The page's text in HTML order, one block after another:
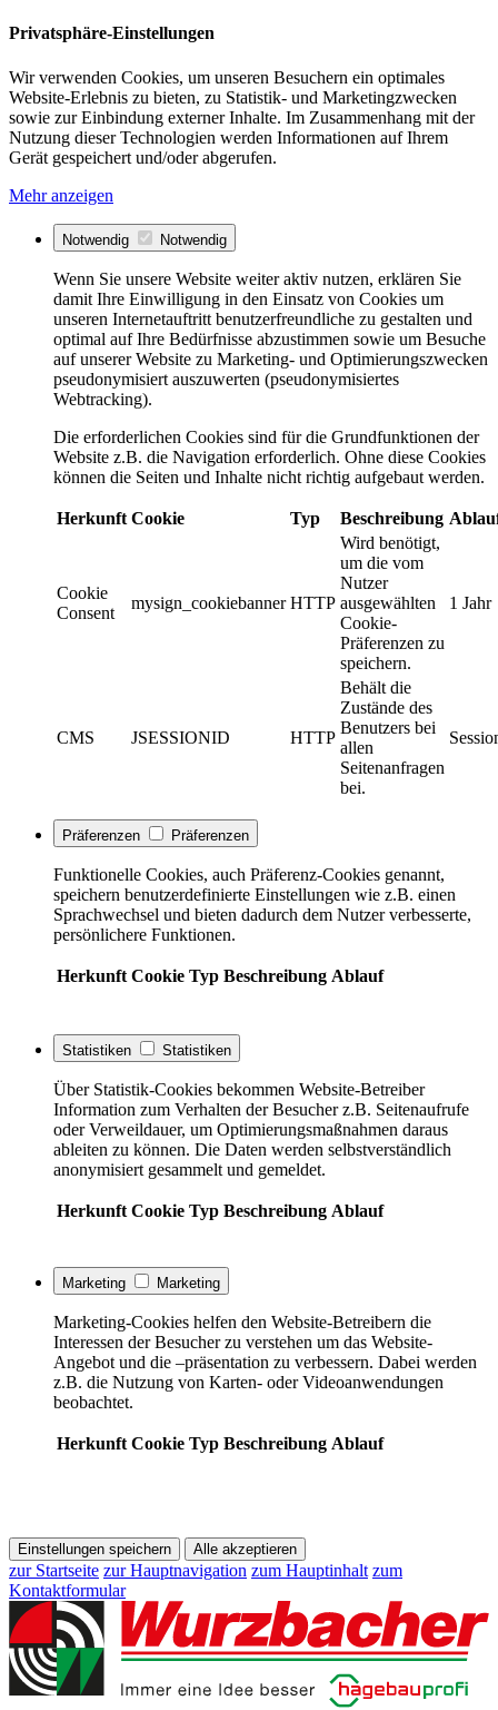
Privatsphäre-Einstellungen
Wir verwenden Cookies, um unseren Besuchern ein optimales
Website-Erlebnis zu bieten, zu Statistik- und Marketingzwecken
sowie zur Einbindung externer Inhalte. Im Zusammenhang mit der
Nutzung dieser Technologien werden Informationen auf Ihrem
Gerät gespeichert und/oder abgerufen.
Mehr anzeigen
Notwendig Notwendig
Wenn Sie unsere Website weiter aktiv nutzen, erklären Sie
damit Ihre Einwilligung in den Einsatz von Cookies um
unseren Internetauftritt benutzerfreundliche zu gestalten und
optimal auf Ihre Bedürfnisse abzustimmen sowie um Besuche
auf unserer Website zu Marketing- und Optimierungszwecken
pseudonymisiert auszuwerten (pseudonymisiertes
Webtracking).
Die erforderlichen Cookies sind für die Grundfunktionen der
Website z.B. die Navigation erforderlich. Ohne diese Cookies
können die Seiten und Inhalte nicht richtig aufgebaut werden.
Herkunft Cookie Typ Beschreibung
Cookie
Consent
mysign_cookiebanner HTTP
Wird benötigt,
um die vom
Nutzer
ausgewählten
Cookie-
Präferenzen zu
speichern.
1 Jahr
CMS JSESSIONID HTTP
Behält die
Zustände des
Benutzers bei
allen
Seitenanfragen
bei.
Präferenzen Präferenzen
Funktionelle Cookies, auch Präferenz-Cookies genannt,
speichern benutzerdefinierte Einstellungen wie z.B. einen
Sprachwechsel und bieten dadurch dem Nutzer verbesserte,
persönlichere Funktionen.
Herkunft Cookie Typ Beschreibung Ablauf
Statistiken Statistiken
Über Statistik-Cookies bekommen Website-Betreiber
Information zum Verhalten der Besucher z.B. Seitenaufrufe
oder Verweildauer, um Optimierungsmaßnahmen daraus
ableiten zu können. Die Daten werden selbstverständlich
anonymisiert gesammelt und gemeldet.
Herkunft Cookie Typ Beschreibung Ablauf
Marketing Marketing
Marketing-Cookies helfen den Website-Betreibern die
Interessen der Besucher zu verstehen um das Website-
Angebot und die –präsentation zu verbessern. Dabei werden
z.B. die Nutzung von Karten- oder Videoanwendungen
beobachtet.
Herkunft Cookie Typ Beschreibung Ablauf
Einstellungen speichern Alle akzeptieren
zur Startseite zur Hauptnavigation zum Hauptinhalt zum
Kontaktformular